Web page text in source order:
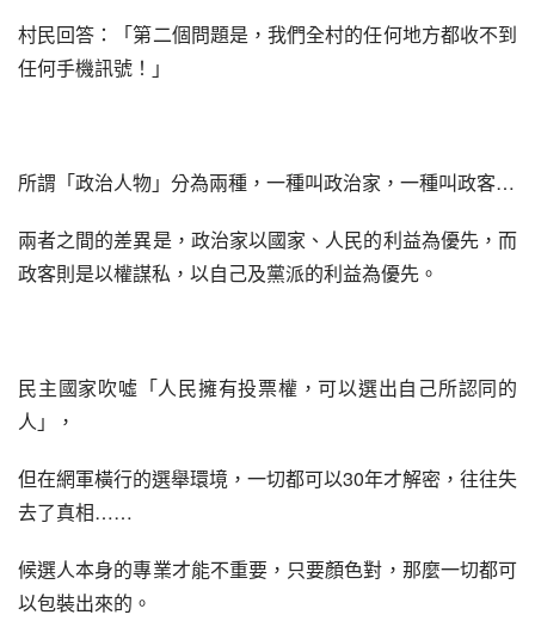
村民回答：「第二個問題是，我們全村的任何地方都收不到
任何手機訊號！」
所謂「政治人物」分為兩種，一種叫政治家，一種叫政客…
兩者之間的差異是，政治家以國家、人民的利益為優先，而
政客則是以權謀私，以自己及黨派的利益為優先。
民主國家吹噓「人民擁有投票權，可以選出自己所認同的
人」，
但在網軍橫行的選舉環境，一切都可以30年才解密，往往失
去了真相……
候選人本身的專業才能不重要，只要顏色對，那麼一切都可
以包裝出來的。